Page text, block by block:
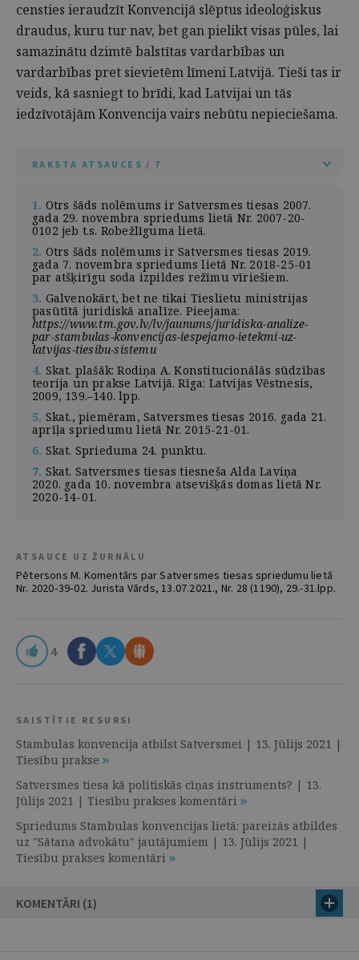
censties ieraudzīt Konvencijā slēptus ideoloģiskus
draudus, kuru tur nav, bet gan pielikt visas pūles, lai
samazinātu dzimtē balstītas vardarbības un
vardarbības pret sievietēm līmeni Latvijā. Tieši tas ir
veids, kā sasniegt to brīdi, kad Latvijai un tās
iedzīvotājām Konvencija vairs nebūtu nepieciešama.
RAKSTA ATSAUCES / 7
1. Otrs šāds nolēmums ir Satversmes tiesas 2007.
gada 29. novembra spriedums lietā Nr. 2007-20-
0102 jeb t.s. Robežlīguma lietā.
2. Otrs šāds nolēmums ir Satversmes tiesas 2019.
gada 7. novembra spriedums lietā Nr. 2018-25-01
par atšķirīgu soda izpildes režīmu vīriešiem.
3. Galvenokārt, bet ne tikai Tieslietu ministrijas
pasūtītā juridiskā analīze. Pieejama:
https://www.tm.gov.lv/lv/jaunums/juridiska-analize-
par-stambulas-konvencijas-iespejamo-ietekmi-uz-
latvijas-tiesibu-sistemu
4. Skat. plašāk: Rodiņa A. Konstitucionālās sūdzības
teorija un prakse Latvijā. Rīga: Latvijas Vēstnesis,
2009, 139.–140. lpp.
5. Skat., piemēram, Satversmes tiesas 2016. gada 21.
aprīļa spriedumu lietā Nr. 2015-21-01.
6. Skat. Sprieduma 24. punktu.
7. Skat. Satversmes tiesas tiesneša Alda Laviņa
2020. gada 10. novembra atsevišķās domas lietā Nr.
2020-14-01.
ATSAUCE UZ ŽURNĀLU
Pētersons M. Komentārs par Satversmes tiesas spriedumu lietā
Nr. 2020‑39‑02. Jurista Vārds, 13.07.2021., Nr. 28 (1190), 29.-31.lpp.
4
SAISTĪTIE RESURSI
Stambulas konvencija atbilst Satversmei | 13. Jūlijs 2021 |
Tiesību prakse
Satversmes tiesa kā politiskās cīņas instruments? | 13.
Jūlijs 2021 | Tiesību prakses komentāri
Spriedums Stambulas konvencijas lietā: pareizās atbildes
uz "Sātana advokātu" jautājumiem | 13. Jūlijs 2021 |
Tiesību prakses komentāri
KOMENTĀRI (1)